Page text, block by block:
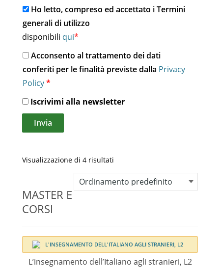
Ho letto, compreso ed accettato i Termini
generali di utilizzo
disponibili qui*
Acconsento al trattamento dei dati
conferiti per le finalità previste dalla Privacy
Policy*
Iscrivimi alla newsletter
Visualizzazione di 4 risultati
MASTER E
CORSI
L’insegnamento dell’Italiano agli stranieri, L2